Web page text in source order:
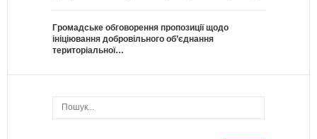
Громадське обговорення пропозиції щодо
ініціювання добровільного об’єднання
територіальної…